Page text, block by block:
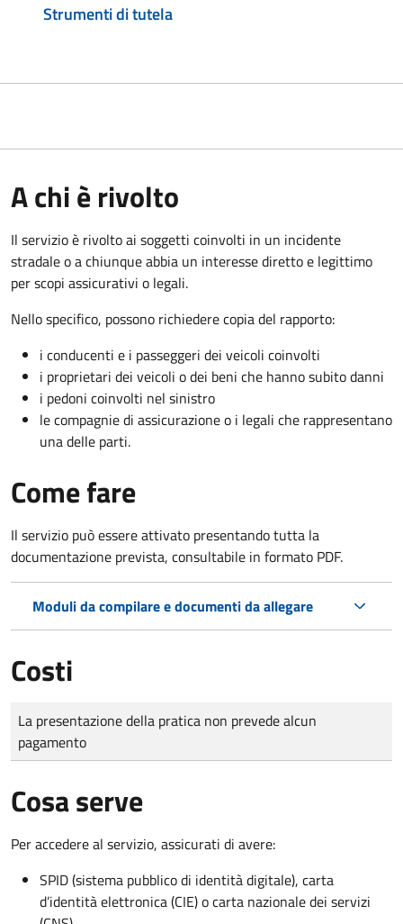
Strumenti di tutela
A chi è rivolto
Il servizio è rivolto ai soggetti coinvolti in un incidente
stradale o a chiunque abbia un interesse diretto e legittimo
per scopi assicurativi o legali.
Nello specifico, possono richiedere copia del rapporto:
i conducenti e i passeggeri dei veicoli coinvolti
i proprietari dei veicoli o dei beni che hanno subito danni
i pedoni coinvolti nel sinistro
le compagnie di assicurazione o i legali che rappresentano
una delle parti.
Come fare
Il servizio può essere attivato presentando tutta la
documentazione prevista, consultabile in formato PDF.
Moduli da compilare e documenti da allegare
Costi
Tipo di pagamento
Importo
La presentazione della pratica non prevede alcun
pagamento
Cosa serve
Per accedere al servizio, assicurati di avere:
SPID (sistema pubblico di identità digitale), carta
d’identità elettronica (CIE) o carta nazionale dei servizi